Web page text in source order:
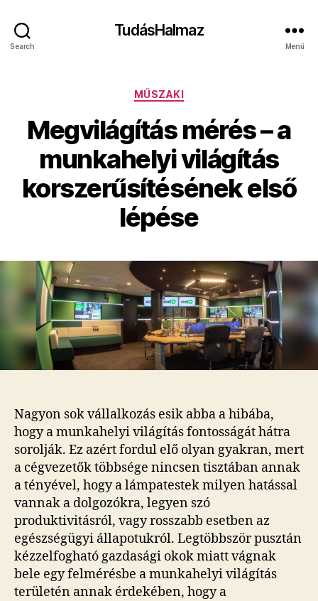
Search
TudásHalmaz
Menü
Kategóriák
MŰSZAKI
Megvilágítás mérés – a
munkahelyi világítás
korszerűsítésének első
lépése
Nagyon sok vállalkozás esik abba a hibába,
hogy a munkahelyi világítás fontosságát hátra
sorolják. Ez azért fordul elő olyan gyakran, mert
a cégvezetők többsége nincsen tisztában annak
a tényével, hogy a lámpatestek milyen hatással
vannak a dolgozókra, legyen szó
produktivitásról, vagy rosszabb esetben az
egészségügyi állapotukról. Legtöbbször pusztán
kézzelfogható gazdasági okok miatt vágnak
bele egy felmérésbe a munkahelyi világítás
területén annak érdekében, hogy a